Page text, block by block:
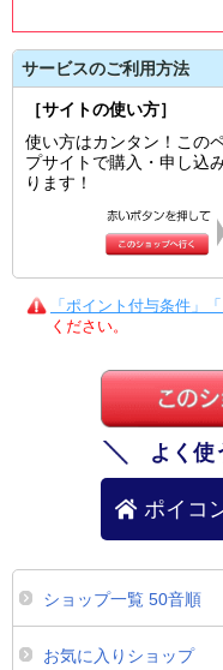
サービスのご利用方法
［サイトの使い方］
使い方はカンタン！この
プサイトで購入・申し込
ります！
「ポイント付与条件」
ください。
よく使
ポイコ
ショップ一覧 50音順
お気に入りショップ